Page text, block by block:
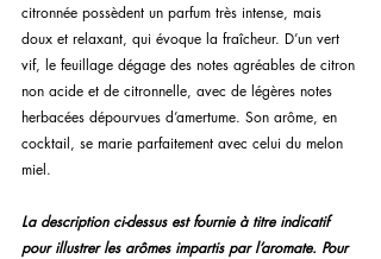
citronnée possèdent un parfum très intense, mais
doux et relaxant, qui évoque la fraîcheur. D’un vert
vif, le feuillage dégage des notes agréables de citron
non acide et de citronnelle, avec de légères notes
herbacées dépourvues d’amertume. Son arôme, en
cocktail, se marie parfaitement avec celui du melon
miel.
La description ci-dessus est fournie à titre indicatif
pour illustrer les arômes impartis par l’aromate. Pour